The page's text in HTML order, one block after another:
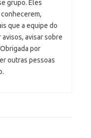
grupo. Eles
que a equipe do
avisar sobre
por
outras pessoas